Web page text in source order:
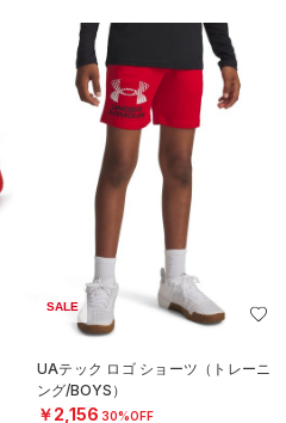
SALE
UAテック ロゴ ショーツ（トレーニ
ング/BOYS）
￥2,156 30%OFF